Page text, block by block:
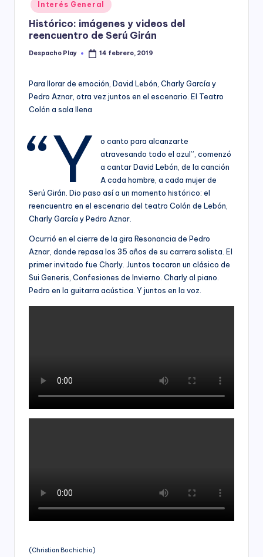
y
in
Interés General
Histórico: imágenes y videos del
reencuentro de Serú Girán
Posted
Despacho Play 14 febrero, 2019
Para llorar de emoción, David Lebón, Charly García y
Pedro Aznar, otra vez juntos en el escenario. El Teatro
Colón a sala llena
“Y
o canto para alcanzarte
atravesando todo el azul”, comenzó
a cantar David Lebón, de la canción
A cada hombre, a cada mujer de
Serú Girán. Dio paso así a un momento histórico: el
reencuentro en el escenario del teatro Colón de Lebón,
Charly García y Pedro Aznar.
Ocurrió en el cierre de la gira Resonancia de Pedro
Aznar, donde repasa los 35 años de su carrera solista. El
primer invitado fue Charly. Juntos tocaron un clásico de
Sui Generis, Confesiones de Invierno. Charly al piano.
Pedro en la guitarra acústica. Y juntos en la voz.
(Christian Bochichio)